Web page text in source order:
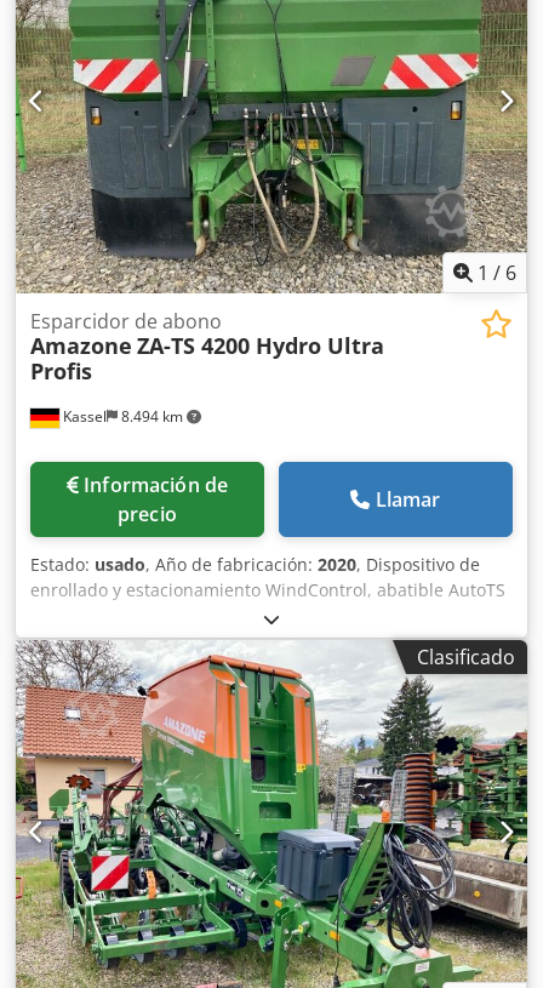
1 / 6
Kassel 8.494 km
Esparcidor de abono
Amazone ZA-TS 4200 Hydro Ultra
Profis
Información de
precio
Llamar
Estado: usado, Año de fabricación: 2020, Dispositivo de
enrollado y estacionamiento WindControl, abatible AutoTS
en ambos lados / Barrera de protección de tubos en L
Sensor de inclinación para sistema de pesaje FlowCheck
Alfombrillas EasyCheck, 16 unidades / pieza Guardabarros
en L y escaleras Iluminación LED Lona enrollable de
cobertura L / Juego de palas esparcidoras TS Credpfx
Alerxr Uysxjf
Clasificado